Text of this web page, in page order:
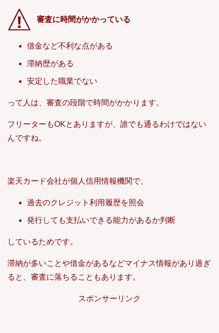
審査に時間がかかっている
借金など不利な点がある
滞納歴がある
安定した職業でない
って人は、審査の段階で時間がかかります。
フリーターもOKとありますが、誰でも通るわけではない
んですね。
楽天カード会社が個人信用情報機関で、
過去のクレジット利用履歴を照会
発行しても支払いできる能力があるか判断
しているためです。
滞納が多いことや借金があるなどマイナス情報があり過ぎ
ると、審査に落ちることもあります。
スポンサーリンク